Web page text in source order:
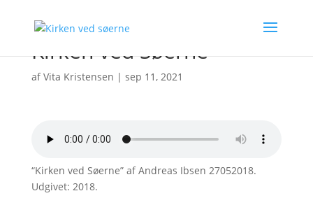
Kirken ved Søerne
afVita Kristensen | sep 11, 2021
“Kirken ved Søerne” af Andreas Ibsen 27052018.
Udgivet: 2018.